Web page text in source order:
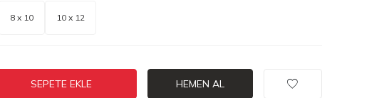
8 x 10 10 x 12
SEPETE EKLE HEMEN AL